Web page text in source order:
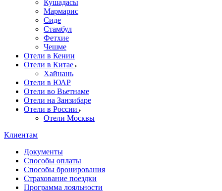
Кушадасы
Мармарис
Сиде
Стамбул
Фетхие
Чешме
Отели в Кении
Отели в Китае
Хайнань
Отели в ЮАР
Отели во Вьетнаме
Отели на Занзибаре
Отели в России
Отели Москвы
Клиентам
Документы
Способы оплаты
Способы бронирования
Страхование поездки
Программа лояльности